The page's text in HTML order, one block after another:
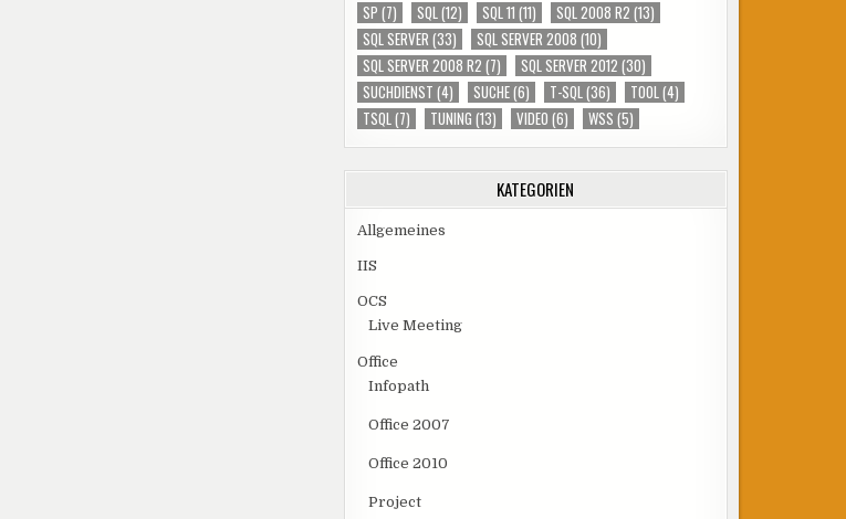
SP (7) SQL(12) SQL 11 (11) SQL 2008 R2 (13)
SQL SERVER (33) SQL SERVER 2008 (10)
SQL SERVER 2008 R2 (7) SQL SERVER 2012 (30)
SUCHDIENST (4) SUCHE(6) T-SQL(36) TOOL(4)
TSQL(7) TUNING (13) VIDEO (6) WSS (5)
KATEGORIEN
Allgemeines
IIS
OCS
Live Meeting
Office
Infopath
Office 2007
Office 2010
Project